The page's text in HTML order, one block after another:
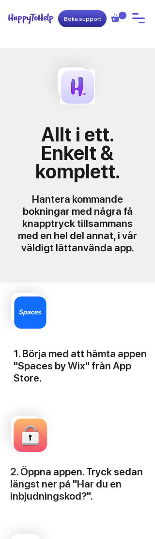
Boka support
Allt i ett.
Enkelt &
komplett.
Hantera kommande
bokningar med några få
knapptryck tillsammans
med en hel del annat, i vår
väldigt lättanvända app.
1. Börja med att hämta appen
"Spaces by Wix" från App
Store.
2. Öppna appen. Tryck sedan
längst ner på "Har du en
inbjudningskod?".